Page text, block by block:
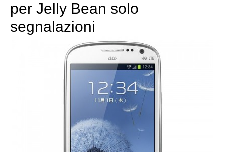
per Jelly Bean solo
segnalazioni